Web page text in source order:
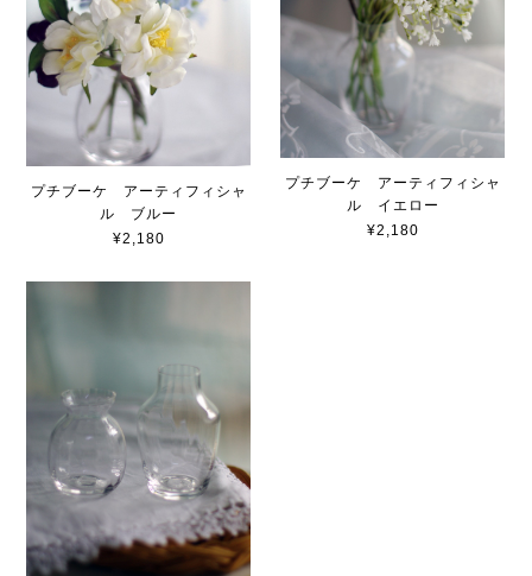
プチブーケ アーティフィシャ
ル ブルー
¥2,180
プチブーケ アーティフィシャ
ル イエロー
¥2,180